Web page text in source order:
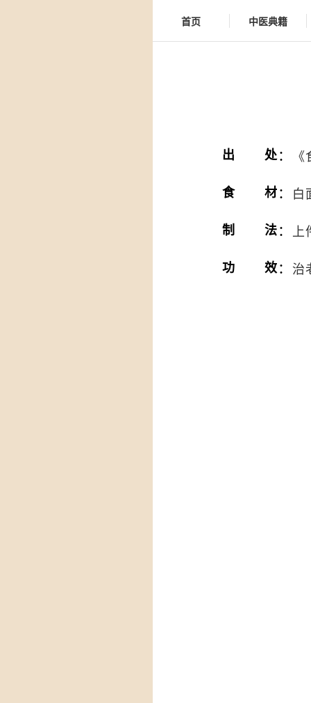
首页 中医典籍
出处：
食材： 白
制法：
功效： 治